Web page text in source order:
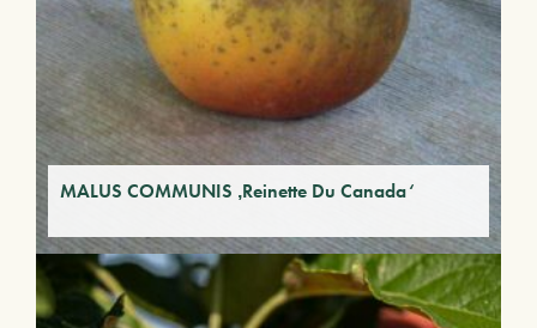
MALUS COMMUNIS ‚Reinette Du Canada‘